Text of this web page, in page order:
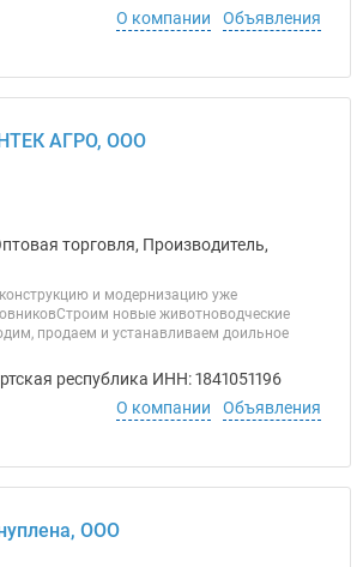
О компании
Объявления
АГРО, ООО
торговля, Производитель,
и модернизацию уже
Строим новые животноводческие
продаем и устанавливаем доильное
республика ИНН: 1841051196
О компании
Объявления
ООО